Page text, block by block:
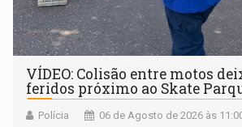
VÍDEO: Colisão entre motos
feridos próximo ao Skate
Polícia 06 de Agosto de 2026 às